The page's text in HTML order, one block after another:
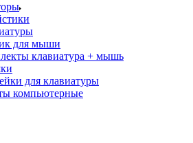
для мыши
клавиатура + мышь
для клавиатуры
компьютерные